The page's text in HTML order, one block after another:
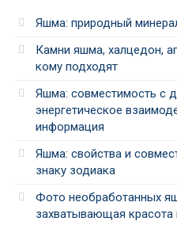
Яшма: природный
Камни яшма, халцедон,
кому подходят
Яшма: совместимость с
энергетическое
информация
Яшма: свойства и
знаку зодиака
Фото необработанных
захватывающая